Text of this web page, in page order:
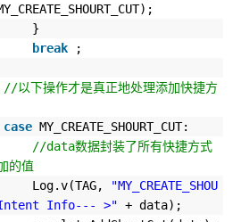
break ;
//以下操作才是真正地处理添加快捷方
case MY_CREATE_SHOURT_CUT:
//data数据封装了所有快捷方式
的值
"MY_CREATE_SHOU
Intent Info--- >" + data);